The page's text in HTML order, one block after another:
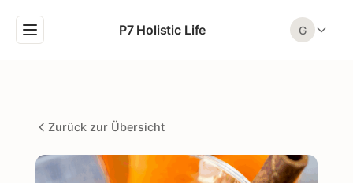
P7 Holistic Life G
Zurück zur Übersicht